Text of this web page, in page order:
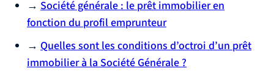
→ Société générale : le prêt immobilier en
fonction du profil emprunteur
→ Quelles sont les conditions d’octroi d’un prêt
immobilier à la Société Générale ?